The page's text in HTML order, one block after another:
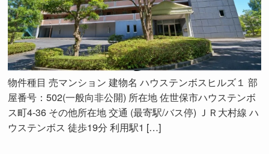
物件種目 売マンション 建物名 ハウステンボスヒルズ１ 部
屋番号：502(一般向非公開) 所在地 佐世保市ハウステンボ
ス町4-36 その他所在地 交通 (最寄駅/バス停) ＪＲ大村線 ハ
ウステンボス 徒歩19分 利用駅1 […]